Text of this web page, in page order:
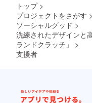
トップ >
プロジェクトをさがす >
ソーシャルグッド >
洗練されたデザインと
ランドクラッチ」
>
支援者